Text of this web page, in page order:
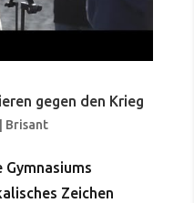
gegen den Krieg
Brisant
Gymnasiums
Zeichen